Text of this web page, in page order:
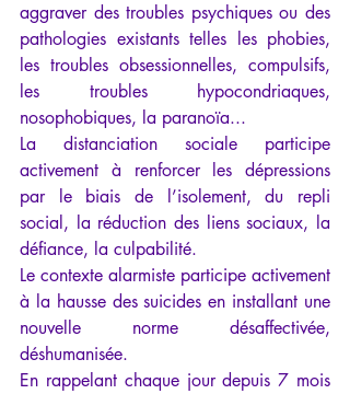
aggraver des troubles psychiques ou des
pathologies existants telles les phobies,
les troubles obsessionnelles, compulsifs,
les troubles hypocondriaques,
nosophobiques, la paranoïa...
La distanciation sociale participe
activement à renforcer les dépressions
par le biais de l’isolement, du repli
social, la réduction des liens sociaux, la
défiance, la culpabilité.
Le contexte alarmiste participe activement
à la hausse des suicides en installant une
nouvelle norme désaffectivée,
déshumanisée.
En rappelant chaque jour depuis 7 mois